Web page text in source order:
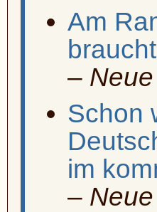
Am
–
Schon
im
–